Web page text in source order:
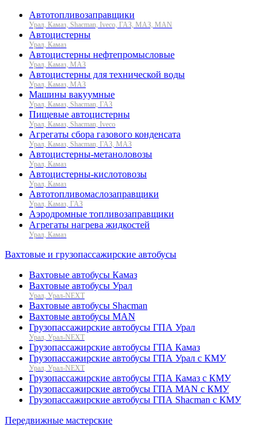
Автотопливозаправщики
Урал, Камаз, Shacman, Iveco, ГАЗ, МАЗ, MAN
Автоцистерны
Урал, Камаз
Автоцистерны нефтепромысловые
Урал, Камаз, МАЗ
Автоцистерны для технической воды
Урал, Камаз, МАЗ
Машины вакуумные
Урал, Камаз, Shacman, ГАЗ
Пищевые автоцистерны
Урал, Камаз, Shacman, Iveco
Агрегаты сбора газового конденсата
Урал, Камаз, Shacman, ГАЗ, МАЗ
Автоцистерны-метаноловозы
Урал, Камаз
Автоцистерны-кислотовозы
Урал, Камаз
Автотопливомаслозаправщики
Урал, Камаз, ГАЗ
Аэродромные топливозаправщики
Агрегаты нагрева жидкостей
Урал, Камаз
Вахтовые и грузопассажирские автобусы
Вахтовые автобусы Камаз
Вахтовые автобусы Урал
Урал, Урал-NEXT
Вахтовые автобусы Shacman
Вахтовые автобусы MAN
Грузопассажирские автобусы ГПА Урал
Урал, Урал-NEXT
Грузопассажирские автобусы ГПА Камаз
Грузопассажирские автобусы ГПА Урал с КМУ
Урал, Урал-NEXT
Грузопассажирские автобусы ГПА Камаз с КМУ
Грузопассажирские автобусы ГПА MAN с КМУ
Грузопассажирские автобусы ГПА Shacman с КМУ
Передвижные мастерские